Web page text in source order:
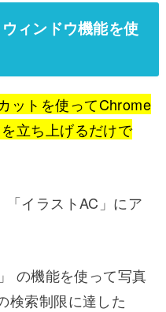
ィンドウ機能を使
ットを使ってChrome
立ち上げるだけで
「イラストAC」にア
の機能を使って写真
検索制限に達した